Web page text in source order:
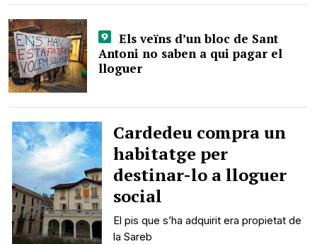
Els veïns d’un bloc de Sant
Antoni no saben a qui pagar el
lloguer
Cardedeu compra un
habitatge per
destinar-lo a lloguer
social
El pis que s’ha adquirit era propietat de
la Sareb